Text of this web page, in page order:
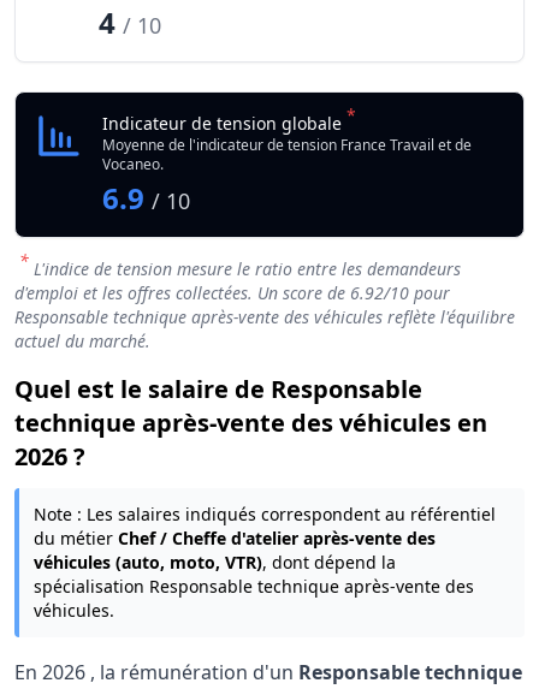
4 / 10
Indicateur de tension globale *
Moyenne de l'indicateur de tension France Travail et de
Vocaneo.
6.9 / 10
* L'indice de tension mesure le ratio entre les demandeurs
d'emploi et les offres collectées. Un score de 6.92/10 pour
Responsable technique après-vente des véhicules reflète l'équilibre
actuel du marché.
Quel est le salaire de Responsable
technique après-vente des véhicules en
2026 ?
Note : Les salaires indiqués correspondent au référentiel
du métier Chef / Cheffe d'atelier après-vente des
véhicules (auto, moto, VTR), dont dépend la
spécialisation Responsable technique après-vente des
véhicules.
En 2026 , la rémunération d'un Responsable technique